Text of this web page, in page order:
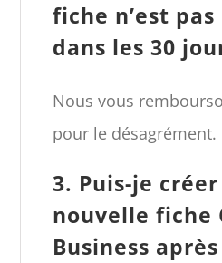
fiche n’est
dans les 30
Nous vous
pour le désagrément.
3. Puis-je
nouvelle fiche
Business